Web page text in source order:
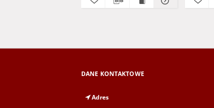
DANE KONTAKTOWE
Adres